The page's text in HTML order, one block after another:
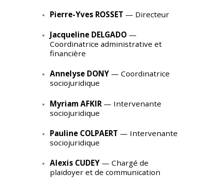
Pierre-Yves ROSSET — Directeur
Jacqueline DELGADO—
Coordinatrice administrative et
financière
Annelyse DONY— Coordinatrice
sociojuridique
Myriam AFKIR— Intervenante
sociojuridique
Pauline COLPAERT — Intervenante
sociojuridique
Alexis CUDEY— Chargé de
plaidoyer et de communication